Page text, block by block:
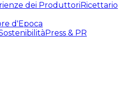
dei ProduttoriRicettario
d'Epoca
Press & PR